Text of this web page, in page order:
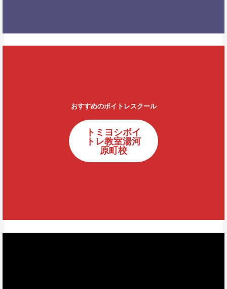
おすすめのボイトレスクール
トミヨシボイ
トレ教室湯河
原町校